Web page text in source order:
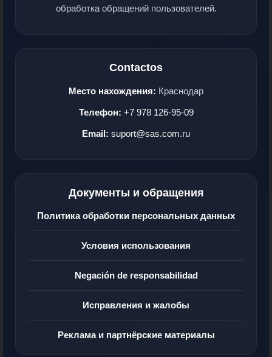
обработка обращений пользователей.
Contactos
Место нахождения: Краснодар
Телефон: +7 978 126-95-09
Email: suport@sas.com.ru
Документы и обращения
Политика обработки персональных данных
Условия использования
Negación de responsabilidad
Исправления и жалобы
Реклама и партнёрские материалы